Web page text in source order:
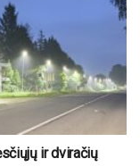
ir dviračių